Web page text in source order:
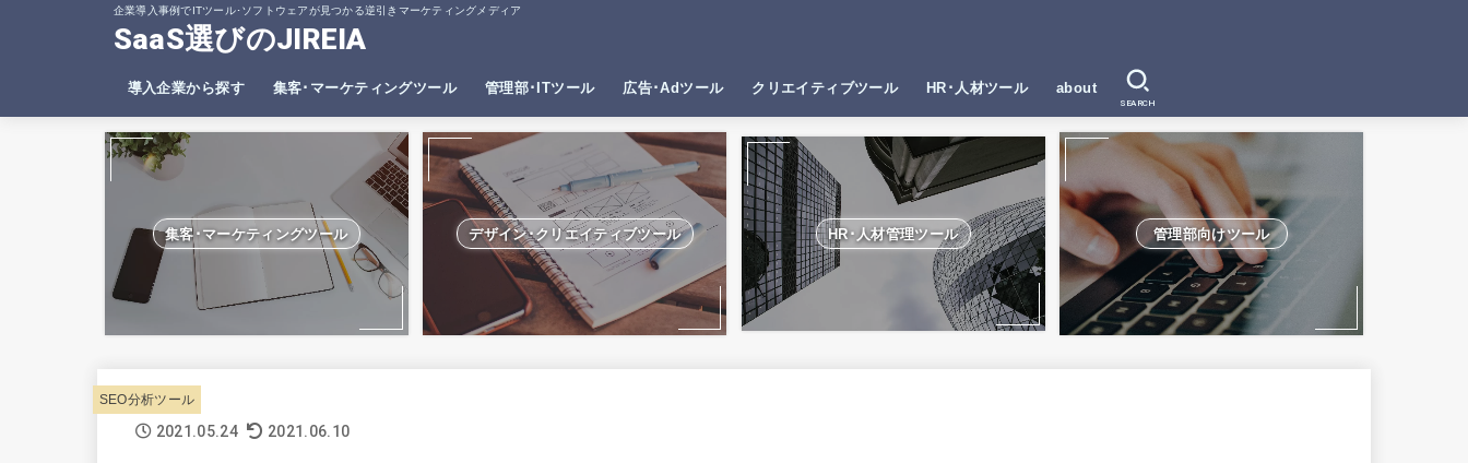
企業導入事例でITツール･ソフトウェアが見つかる逆引きマーケティングメディア
SaaS選びのJIREIA
導入企業から探す 集客･マーケティングツール
SEO分析ツール
ヒートマップツール
管理部･ITツール 広告･Adツール クリエイティブツール HR･人材ツール about
SEARCH
集客･マーケティングツール デザイン･クリエイティブツール HR･人材管理ツール 管理部向けツール
SEO分析ツール
2021.05.24 2021.06.10